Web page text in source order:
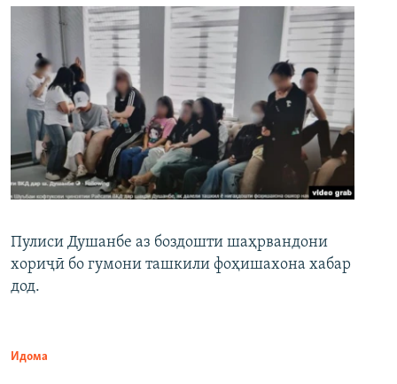
Пулиси Душанбе аз боздошти шаҳрвандони
хориҷӣ бо гумони ташкили фоҳишахона хабар
дод.
Идома